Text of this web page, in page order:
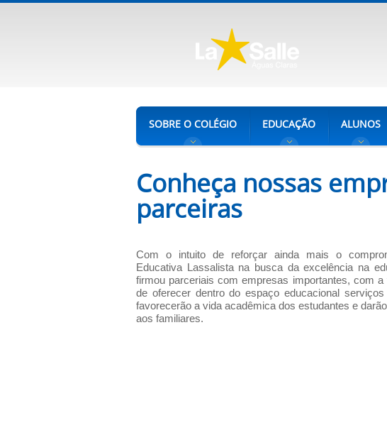
SOBRE O COLÉGIO EDUCAÇÃO ALUNOS
Conheça nossas
parceiras
Com o intuito de reforçar ainda mais o
Educativa Lassalista na busca da excelência na
firmou parceriais com empresas importantes, com a
de oferecer dentro do espaço educacional serviços
favorecerão a vida acadêmica dos estudantes e
aos familiares.